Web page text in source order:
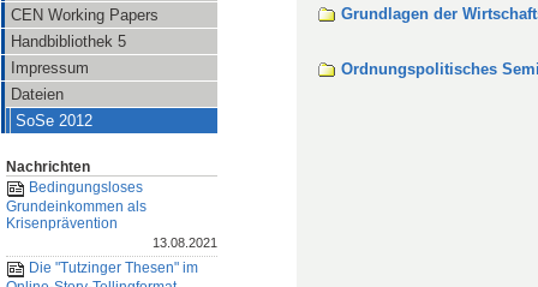
CEN Working Papers
Handbibliothek 5
Impressum
Dateien
SoSe 2012
Nachrichten
Bedingungsloses
Grundeinkommen als
Krisenprävention
13.08.2021
Die "Tutzinger Thesen" im
Grundlagen der
Ordnungspolitisches